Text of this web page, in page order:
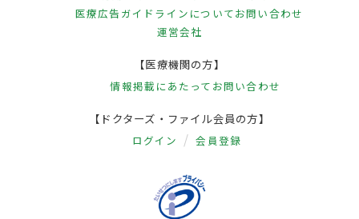
医療広告ガイドラインについてお問い合わせ
運営会社
【医療機関の方】
情報掲載にあたって お問い合わせ
【ドクターズ・ファイル会員の方】
ログイン 会員登録